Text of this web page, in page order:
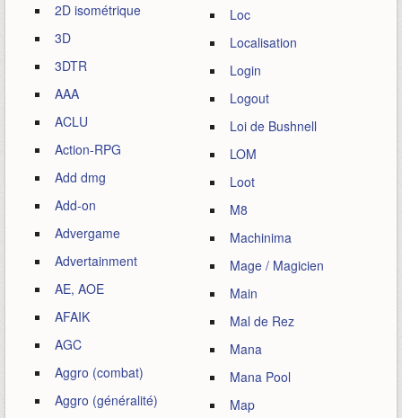
2D isométrique
3D
3DTR
AAA
ACLU
Action-RPG
Add dmg
Add-on
Advergame
Advertainment
AE, AOE
AFAIK
AGC
Aggro (combat)
Aggro (généralité)
Loc
Localisation
Login
Logout
Loi de Bushnell
LOM
Loot
M8
Machinima
Mage / Magicien
Main
Mal de Rez
Mana
Mana Pool
Map